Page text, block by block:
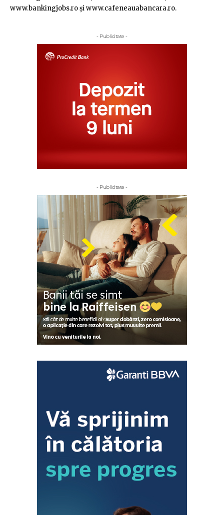
www.bankingjobs.ro şi www.cafeneauabancara.ro.
- Publicitate -
- Publicitate -